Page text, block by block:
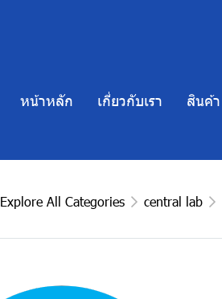
หน้าหลัก เกี่ยวกับเรา สินค้า
Explore All Categories central lab